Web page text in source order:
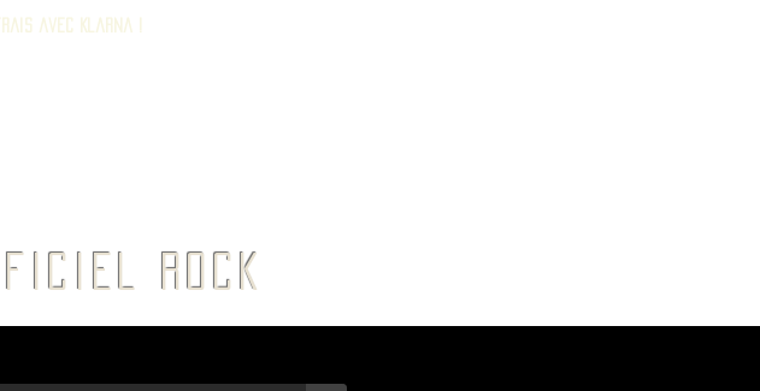
avec Klarna !
ROCK